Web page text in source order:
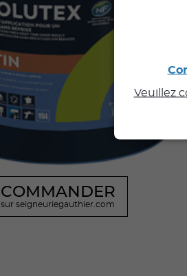
COMMANDER
sur seigneuriegauthier.com
Veuillez